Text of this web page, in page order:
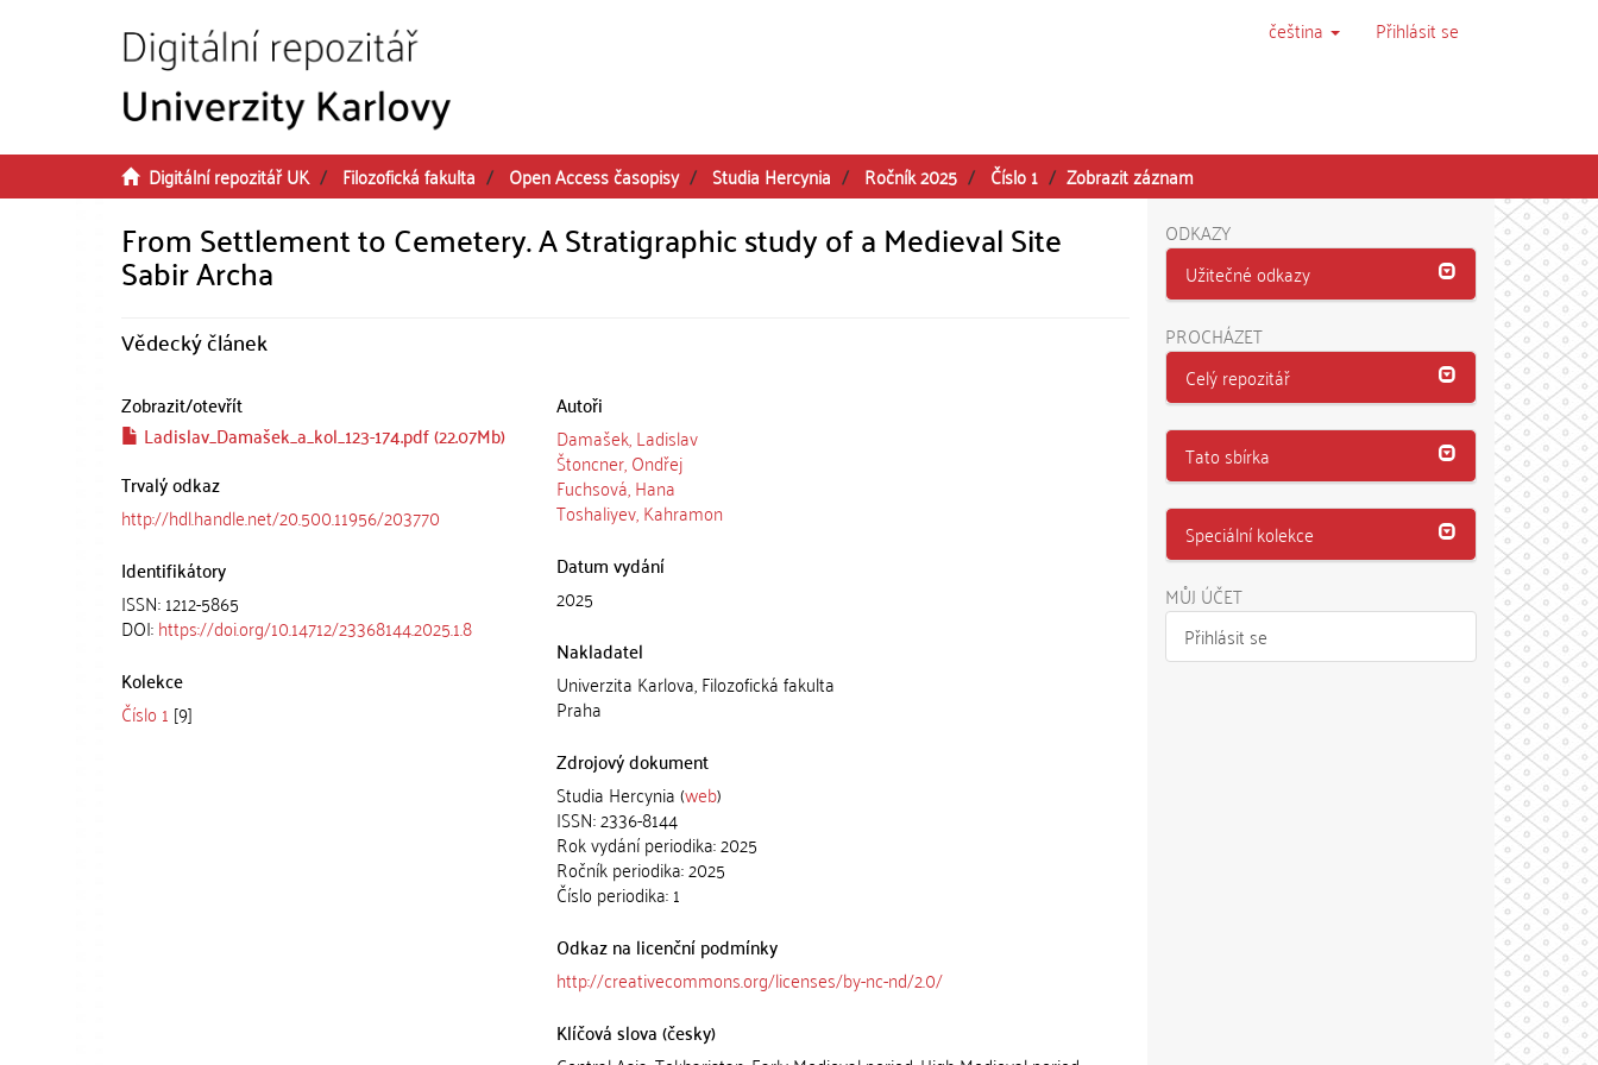
čeština Přihlásit se
Digitální repozitář UK Filozofická fakulta Open Access časopisy Studia Hercynia Ročník 2025 Číslo 1 Zobrazit záznam
From Settlement to Cemetery. A Stratigraphic study of a Medieval Site
Sabir Archa
Vědecký článek
Zobrazit/otevřít
Ladislav_Damašek_a_kol_123-174.pdf (22.07Mb)
Trvalý odkaz
http://hdl.handle.net/20.500.11956/203770
Identifikátory
ISSN: 1212-5865
DOI:https://doi.org/10.14712/23368144.2025.1.8
Kolekce
Číslo 1 [9]
Autoři
Damašek, Ladislav
Štoncner, Ondřej
Fuchsová, Hana
Toshaliyev, Kahramon
Datum vydání
2025
Nakladatel
Univerzita Karlova, Filozofická fakulta
Praha
Zdrojový dokument
Studia Hercynia (web)
ISSN: 2336-8144
Rok vydání periodika: 2025
Ročník periodika: 2025
Číslo periodika: 1
Odkaz na licenční podmínky
http://creativecommons.org/licenses/by-nc-nd/2.0/
Klíčová slova (česky)
ODKAZY
Užitečné odkazy
PROCHÁZET
Celý repozitář
Tato sbírka
Speciální kolekce
MŮJ ÚČET
Přihlásit se